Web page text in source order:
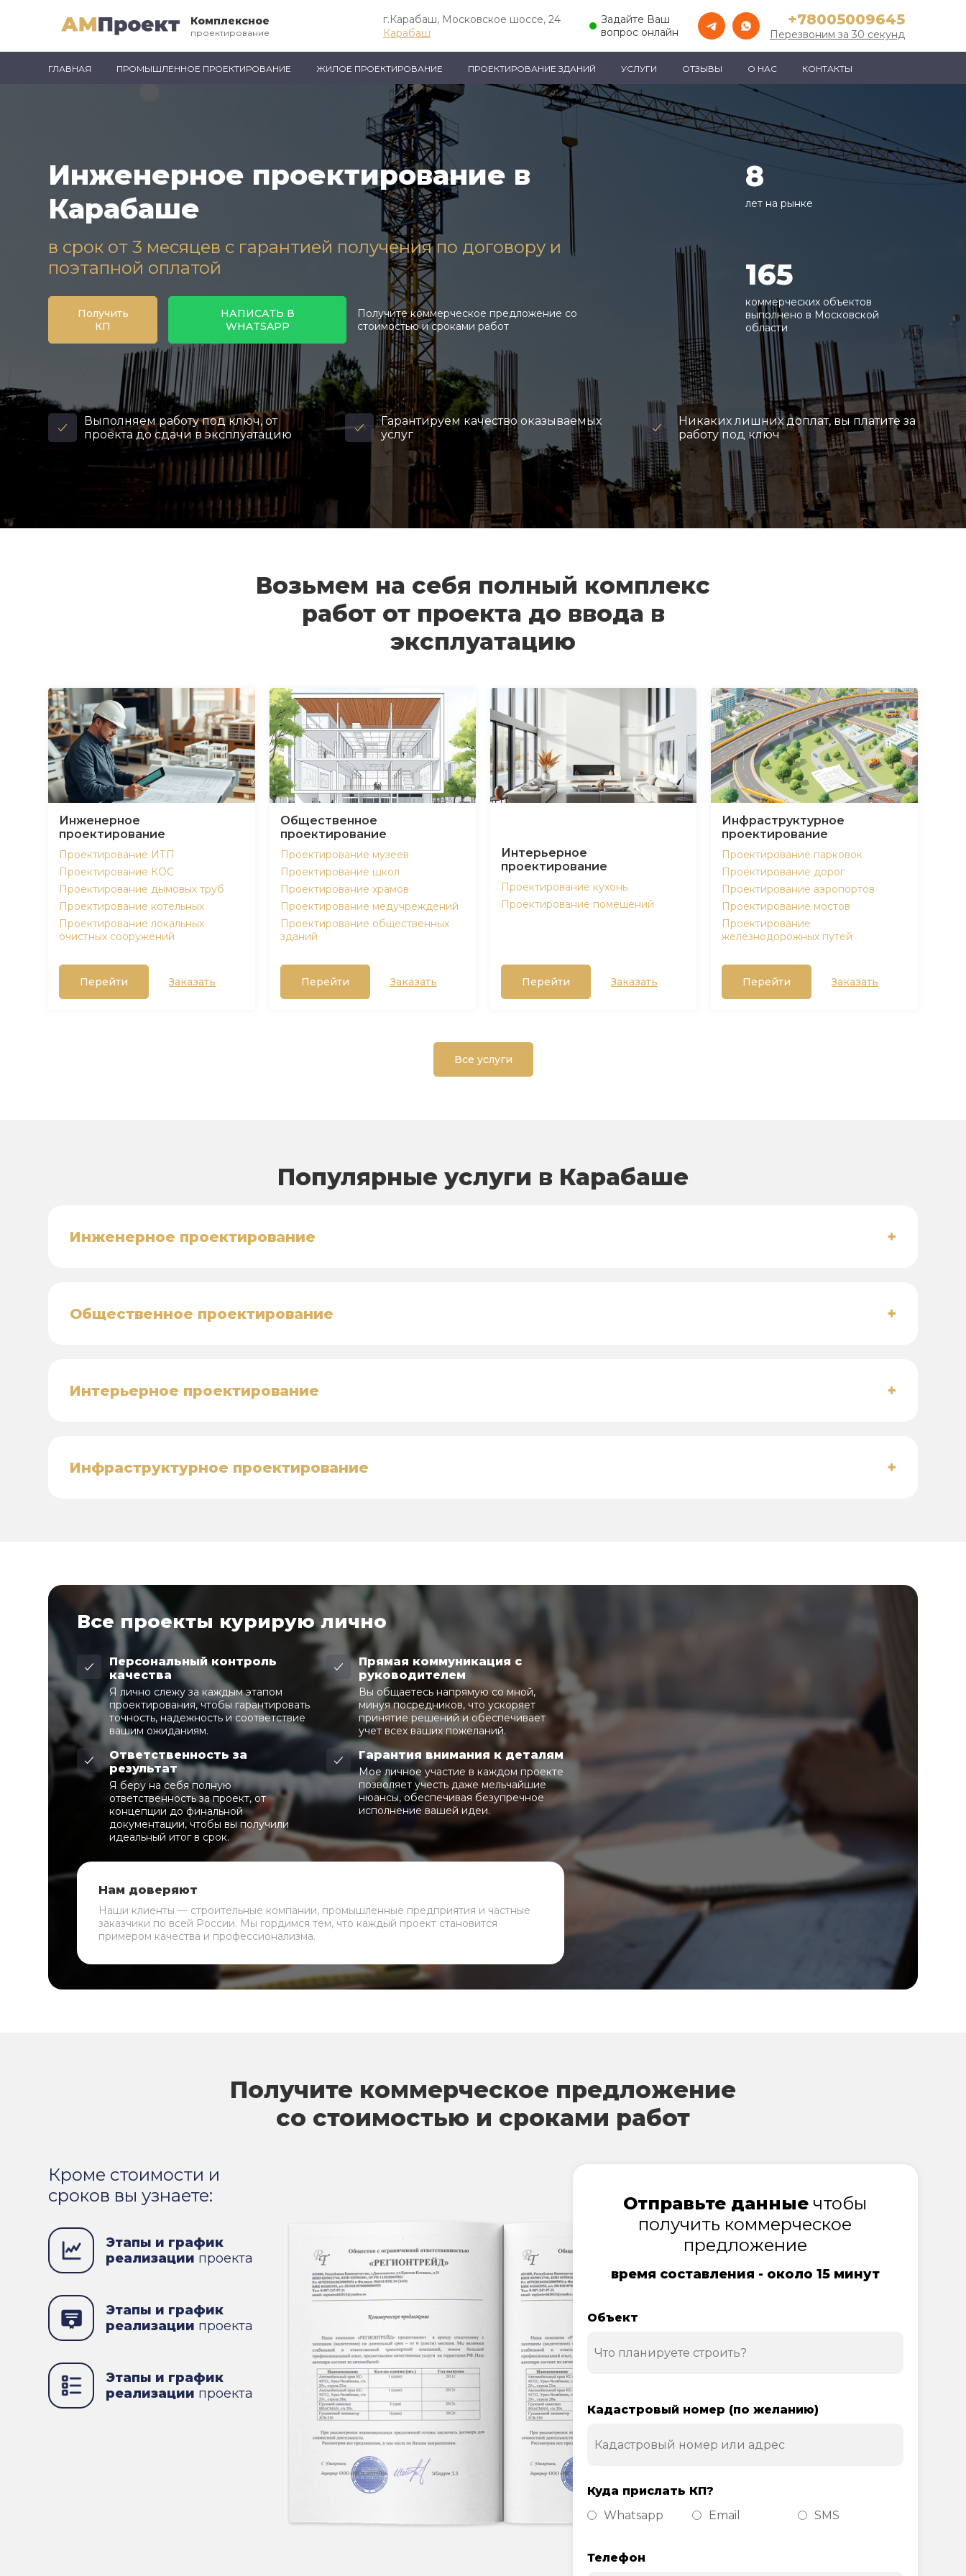
Комплексное
проектирование
г.Карабаш, Московское шоссе, 24
Карабаш
Задайте Ваш
вопрос онлайн
+78005009645
Перезвоним за 30 секунд
ГЛАВНАЯ ПРОМЫШЛЕННОЕ ПРОЕКТИРОВАНИЕ ЖИЛОЕ ПРОЕКТИРОВАНИЕ ПРОЕКТИРОВАНИЕ ЗДАНИЙ УСЛУГИ ОТЗЫВЫ О НАС КОНТАКТЫ
Инженерное проектирование в
Карабаше
в срок от 3 месяцев с гарантией получения по договору и
поэтапной оплатой
Получить
КП
НАПИСАТЬ В
WHATSAPP
Получите коммерческое предложение со
стоимостью и сроками работ
8
лет на рынке
165
коммерческих объектов
выполнено в Московской
области
Выполняем работу под ключ, от
проекта до сдачи в эксплуатацию
Гарантируем качество оказываемых
услуг
Никаких лишних доплат, вы платите за
работу под ключ
Возьмем на себя полный комплекс
работ от проекта до ввода в
эксплуатацию
Инженерное
проектирование
Проектирование ИТП
Проектирование КОС
Проектирование дымовых труб
Проектирование котельных
Проектирование локальных
очистных сооружений
Перейти Заказать
Общественное
проектирование
Проектирование музеев
Проектирование школ
Проектирование храмов
Проектирование медучреждений
Проектирование общественных
зданий
Перейти Заказать
Интерьерное
проектирование
Проектирование кухонь
Проектирование помещений
Перейти Заказать
Инфраструктурное
проектирование
Проектирование парковок
Проектирование дорог
Проектирование аэропортов
Проектирование мостов
Проектирование
железнодорожных путей
Перейти Заказать
Все услуги
Популярные услуги в Карабаше
Инженерное проектирование +
Общественное проектирование +
Интерьерное проектирование +
Инфраструктурное проектирование +
Все проекты курирую лично
Персональный контроль
качества
Я лично слежу за каждым этапом
проектирования, чтобы гарантировать
точность, надежность и соответствие
вашим ожиданиям.
Прямая коммуникация с
руководителем
Вы общаетесь напрямую со мной,
минуя посредников, что ускоряет
принятие решений и обеспечивает
учет всех ваших пожеланий.
Ответственность за
результат
Я беру на себя полную
ответственность за проект, от
концепции до финальной
документации, чтобы вы получили
идеальный итог в срок.
Гарантия внимания к деталям
Мое личное участие в каждом проекте
позволяет учесть даже мельчайшие
нюансы, обеспечивая безупречное
исполнение вашей идеи.
Нам доверяют
Наши клиенты — строительные компании, промышленные предприятия и частные
заказчики по всей России. Мы гордимся тем, что каждый проект становится
примером качества и профессионализма.
Получите коммерческое предложение
со стоимостью и сроками работ
Кроме стоимости и
сроков вы узнаете:
Этапы и график
реализации проекта
Этапы и график
реализации проекта
Этапы и график
реализации проекта
Отправьте данные чтобы
получить коммерческое
предложение
время составления - около 15 минут
Объект
Кадастровый номер (по желанию)
Куда прислать КП?
Whatsapp
Email SMS
Телефон